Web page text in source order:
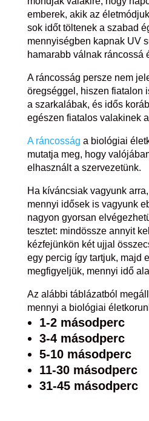
emberek, akik az
sok időt töltenek a szabad
mennyiségben kapnak UV
hamarabb válnak ráncossá
A ráncosság persze nem
öregséggel, hiszen fiatalon
a szarkalábak, és idős
egészen fiatalos valakinek
A ráncosság a biológiai
mutatja meg, hogy
elhasznált a szervezetünk.
Ha kíváncsiak vagyunk
mennyi idősek is vagyunk
nagyon gyorsan
tesztet: mindössze annyit
kézfejünkön két ujjal
egy percig így tartjuk, majd
megfigyeljük, mennyi idő
Az alábbi táblázatból
mennyi a biológiai
1-2
3-4
5-10
11-30
31-45